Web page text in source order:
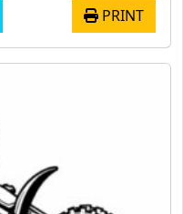
PRINT